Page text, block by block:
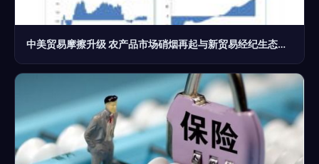
中美贸易摩擦升级 农产品市场硝烟再起与新贸易经纪生态挑战